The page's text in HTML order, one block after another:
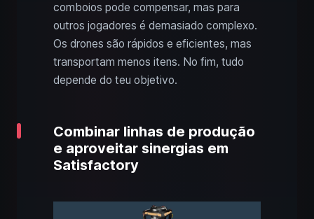
comboios pode compensar, mas para
outros jogadores é demasiado complexo.
Os drones são rápidos e eficientes, mas
transportam menos itens. No fim, tudo
depende do teu objetivo.
Combinar linhas de produção
e aproveitar sinergias em
Satisfactory